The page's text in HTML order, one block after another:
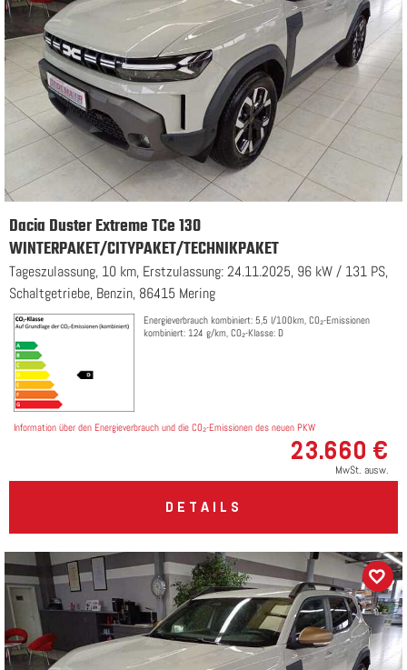
Dacia Duster Extreme TCe 130
WINTERPAKET/CITYPAKET/TECHNIKPAKET
Tageszulassung, 10 km, Erstzulassung: 24.11.2025, 96 kW / 131 PS,
Schaltgetriebe, Benzin, 86415 Mering
Energieverbrauch kombiniert: 5,5 l/100km, CO₂-Emissionen
kombiniert: 124 g/km, CO₂-Klasse: D
Information über den Energieverbrauch und die CO₂-Emissionen des neuen PKW
23.660 €
MwSt. ausw.
DETAILS